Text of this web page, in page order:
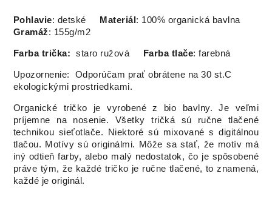
Pohlavie: detské Materiál : 100% organická bavlna
Gramáž: 155g/m2
Farba trička: staro ružová Farba tlače: farebná
Upozornenie: Odporúčam prať obrátene na 30 st.C
ekologickými prostriedkami.
Organické tričko je vyrobené z bio bavlny. Je veľmi
príjemne na nosenie. Všetky tričká sú ručne tlačené
technikou sieťotlače. Niektoré sú mixované s digitálnou
tlačou. Motívy sú originálmi. Môže sa stať, že motív má
iný odtieň farby, alebo malý nedostatok, čo je spôsobené
práve tým, že každé tričko je ručne tlačené, to znamená,
každé je originál.